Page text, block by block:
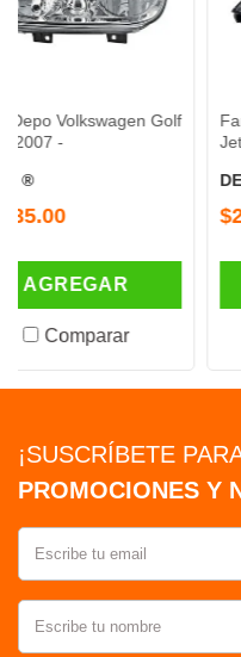
Golf
Faro Depo
Jetta 2011-
$2,746.00
¡SUSCRÍBETE
PROMOCIONES Y